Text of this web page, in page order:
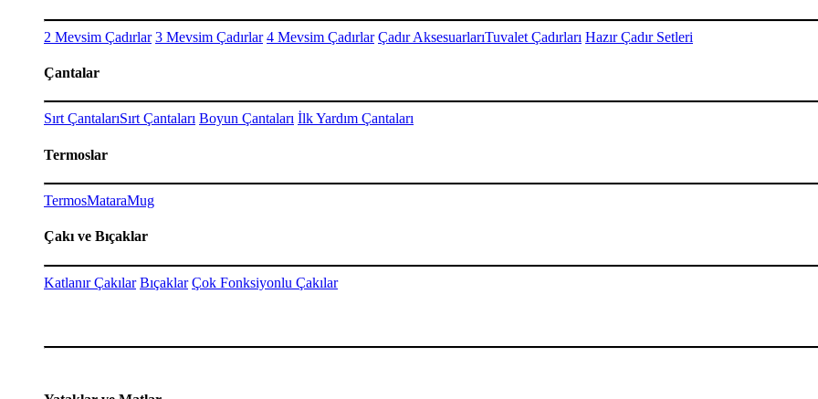
2 Mevsim Çadırlar 3 Mevsim Çadırlar 4 Mevsim Çadırlar Çadır AksesuarlarıTuvalet Çadırları Hazır Çadır Setleri
Çantalar
Sırt ÇantalarıSırt Çantaları Boyun Çantaları İlk Yardım Çantaları
Termoslar
TermosMataraMug
Çakı ve Bıçaklar
Katlanır Çakılar Bıçaklar Çok Fonksiyonlu Çakılar